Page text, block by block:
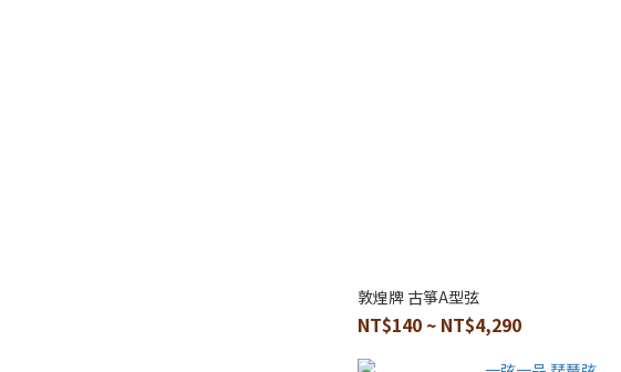
敦煌牌 古箏A型弦
NT$140 ~ NT$4,290